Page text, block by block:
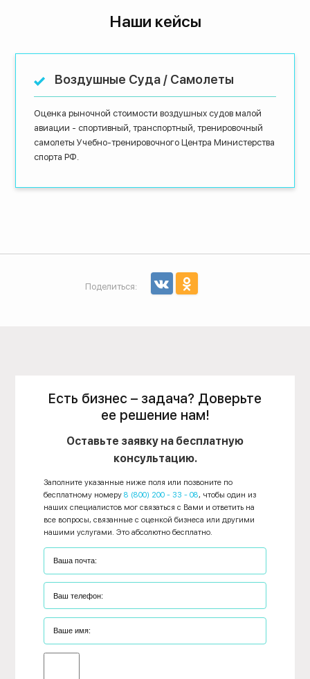
Наши кейсы
Воздушные Суда / Самолеты
Оценка рыночной стоимости воздушных судов малой
авиации - спортивный, транспортный, тренировочный
самолеты Учебно-тренировочного Центра Министерства
спорта РФ.
Поделиться:
Есть бизнес – задача? Доверьте
ее решение нам!
Оставьте заявку на бесплатную
консультацию.
Заполните указанные ниже поля или позвоните по
бесплатному номеру 8 (800) 200 - 33 - 08, чтобы один из
наших специалистов мог связаться с Вами и ответить на
все вопросы, связанные с оценкой бизнеса или другими
нашими услугами. Это абсолютно бесплатно.